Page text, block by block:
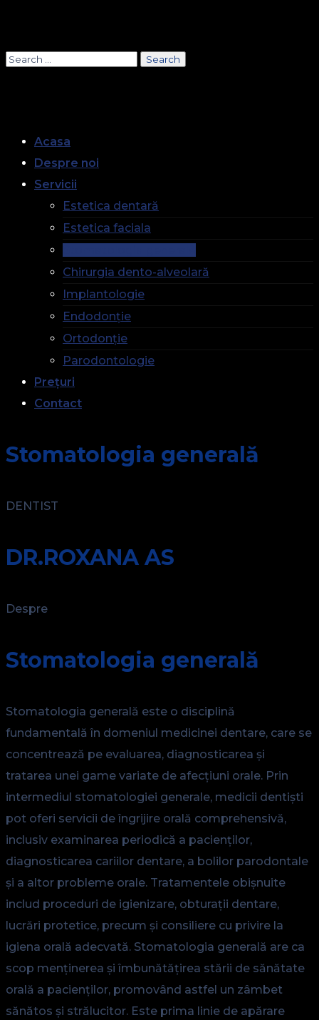
Acasa
Despre noi
Servicii
Estetica dentară
Estetica faciala
Chirurgia dento-alveolară
Implantologie
Endodonție
Ortodonție
Parodontologie
Prețuri
Contact
Stomatologia generală
DENTIST
DR.ROXANA AS
Despre
Stomatologia generală
Stomatologia generală este o disciplină
fundamentală în domeniul medicinei dentare, care se
concentrează pe evaluarea, diagnosticarea și
tratarea unei game variate de afecțiuni orale. Prin
intermediul stomatologiei generale, medicii dentiști
pot oferi servicii de îngrijire orală comprehensivă,
inclusiv examinarea periodică a pacienților,
diagnosticarea cariilor dentare, a bolilor parodontale
și a altor probleme orale. Tratamentele obișnuite
includ proceduri de igienizare, obturații dentare,
lucrări protetice, precum și consiliere cu privire la
igiena orală adecvată. Stomatologia generală are ca
scop menținerea și îmbunătățirea stării de sănătate
orală a pacienților, promovând astfel un zâmbet
sănătos și strălucitor. Este prima linie de apărare